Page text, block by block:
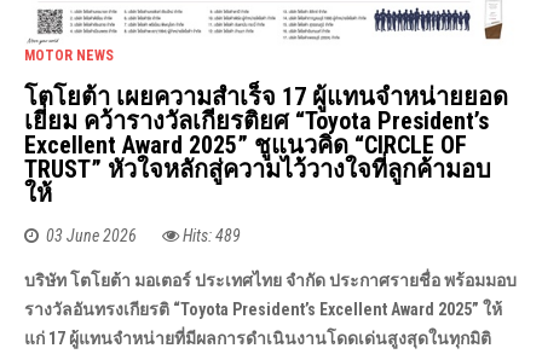
MOTOR NEWS
โตโยต้า เผยความสำเร็จ 17 ผู้แทนจำหน่ายยอด
เยี่ยม คว้ารางวัลเกียรติยศ “Toyota President’s
Excellent Award 2025” ชูแนวคิด “CIRCLE OF
TRUST” หัวใจหลักสู่ความไว้วางใจที่ลูกค้ามอบ
ให้
03 June 2026 Hits: 489
บริษัท โตโยต้า มอเตอร์ ประเทศไทย จำกัด ประกาศรายชื่อ พร้อมมอบ
รางวัลอันทรงเกียรติ “Toyota President’s Excellent Award 2025” ให้
แก่ 17 ผู้แทนจำหน่ายที่มีผลการดำเนินงานโดดเด่นสูงสุดในทุกมิติ